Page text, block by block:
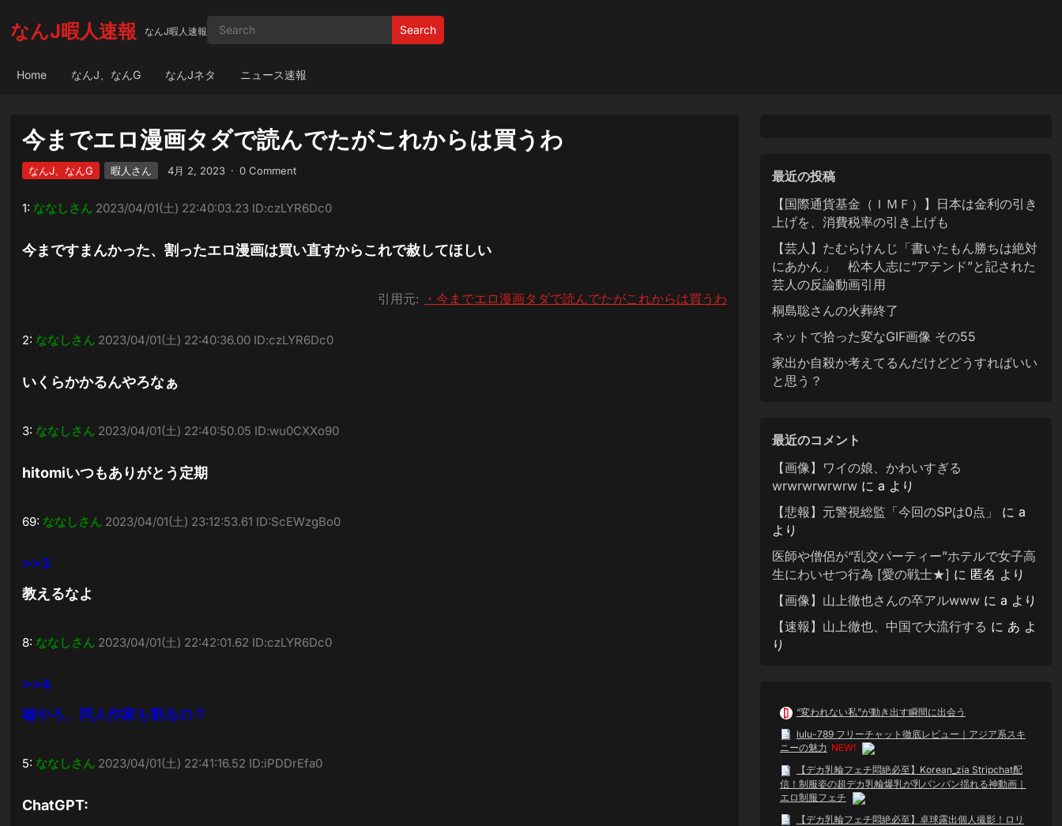
なんJ暇人速報 なんJ暇人速報 Search
Home なんJ、なんG なんJネタ ニュース速報
今までエロ漫画タダで読んでたがこれからは買うわ
なんJ、なんG 暇人さん 4月 2, 2023 · 0 Comment
1: ななしさん 2023/04/01(土) 22:40:03.23 ID:czLYR6Dc0
今まですまんかった、割ったエロ漫画は買い直すからこれで赦してほしい
引用元: ・今までエロ漫画タダで読んでたがこれからは買うわ
2: ななしさん 2023/04/01(土) 22:40:36.00 ID:czLYR6Dc0
いくらかかるんやろなぁ
3: ななしさん 2023/04/01(土) 22:40:50.05 ID:wu0CXXo90
hitomiいつもありがとう定期
69: ななしさん 2023/04/01(土) 23:12:53.61 ID:ScEWzgBo0
>>3
教えるなよ
8: ななしさん 2023/04/01(土) 22:42:01.62 ID:czLYR6Dc0
>>4
嘘やろ、同人作家も割るの？
5: ななしさん 2023/04/01(土) 22:41:16.52 ID:iPDDrEfa0
ChatGPT:
最近の投稿
【国際通貨基金（ＩＭＦ）】日本は金利の引き
上げを、消費税率の引き上げも
【芸人】たむらけんじ「書いたもん勝ちは絶対
にあかん」 松本人志に“アテンド”と記された
芸人の反論動画引用
桐島聡さんの火葬終了
ネットで拾った変なGIF画像 その55
家出か自殺か考えてるんだけどどうすればいい
と思う？
最近のコメント
【画像】ワイの娘、かわいすぎる
wrwrwrwrwrwに a より
【悲報】元警視総監「今回のSPは0点」
に a
より
医師や僧侶が“乱交パーティー”ホテルで女子高
生にわいせつ行為 [愛の戦士★] に 匿名 より
【画像】山上徹也さんの卒アルwwwに a より
【速報】山上徹也、中国で大流行する に あ よ
り
“変われない私”が動き出す瞬間に出会う
lulu-789 フリーチャット徹底レビュー｜アジア系スキ
ニーの魅力 NEW!
【デカ乳輪フェチ悶絶必至】Korean_zia Stripchat配
信！制服姿の超デカ乳輪爆乳が乳パンパン揺れる神動画｜
エロ制服フェチ
【デカ乳輪フェチ悶絶必至】卓球露出個人撮影！ロリ